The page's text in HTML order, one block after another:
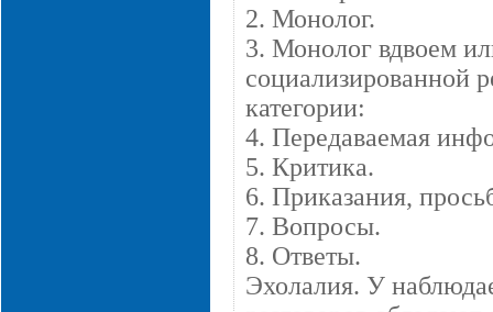
2. Монолог.
3. Монолог вдвоем
социализированной
категории:
4. Передаваемая
5. Критика.
6. Приказания,
7. Вопросы.
8. Ответы.
Эхолалия. У